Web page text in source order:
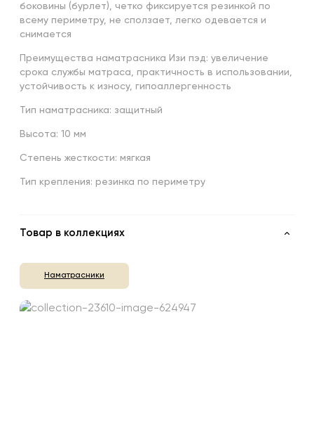
боковины (бурлет), четко фиксируется резинкой по
всему периметру, не сползает, легко одевается и
снимается
Преимущества наматрасника Изи пэд: увеличение
срока службы матраса, практичность в использовании,
устойчивость к износу, гипоаллергенность
Тип наматрасника: защитный
Высота: 10 мм
Степень жесткости: мягкая
Тип крепления: резинка по периметру
Товар в коллекциях
Наматрасники